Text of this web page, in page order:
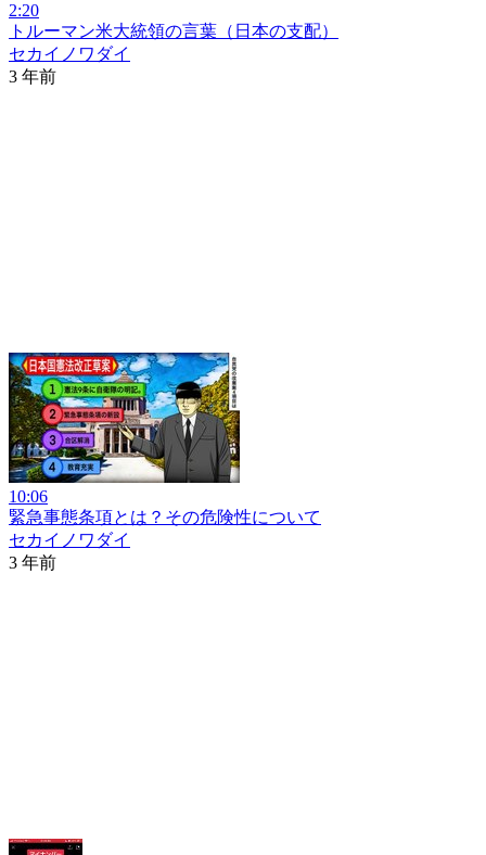
2:20
トルーマン米大統領の言葉（日本の支配）
セカイノワダイ
3 年前
10:06
緊急事態条項とは？その危険性について
セカイノワダイ
3 年前